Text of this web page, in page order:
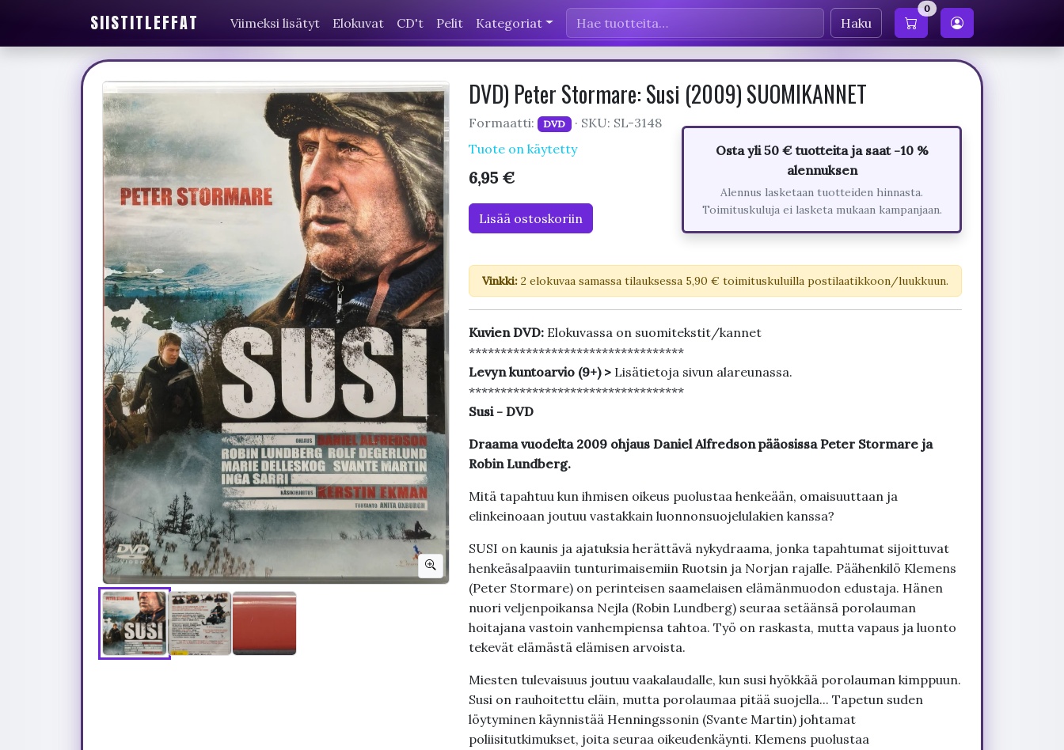
SIISTITLEFFAT Viimeksi lisätyt Elokuvat CD't Pelit Kategoriat Haku
0
DVD) Peter Stormare: Susi (2009) SUOMIKANNET
Formaatti: DVD
· SKU: SL-3148
Tuote on käytetty
6,95 €
Lisää ostoskoriin
Osta yli 50 € tuotteita ja saat -10 %
alennuksen
Alennus lasketaan tuotteiden hinnasta.
Toimituskuluja ei lasketa mukaan kampanjaan.
Vinkki:2 elokuvaa samassa tilauksessa 5,90 € toimituskuluilla postilaatikkoon/luukkuun.
Kuvien DVD: Elokuvassa on suomitekstit/kannet
**********************************
Levyn kuntoarvio (9+) > Lisätietoja sivun alareunassa.
**********************************
Susi - DVD
Draama vuodelta 2009 ohjaus Daniel Alfredson pääosissa Peter Stormare ja
Robin Lundberg.
Mitä tapahtuu kun ihmisen oikeus puolustaa henkeään, omaisuuttaan ja
elinkeinoaan joutuu vastakkain luonnonsuojelulakien kanssa?
SUSI on kaunis ja ajatuksia herättävä nykydraama, jonka tapahtumat sijoittuvat
henkeäsalpaaviin tunturimaisemiin Ruotsin ja Norjan rajalle. Päähenkilö Klemens
(Peter Stormare) on perinteisen saamelaisen elämänmuodon edustaja. Hänen
nuori veljenpoikansa Nejla (Robin Lundberg) seuraa setäänsä porolauman
hoitajana vastoin vanhempiensa tahtoa. Työ on raskasta, mutta vapaus ja luonto
tekevät elämästä elämisen arvoista.
Miesten tulevaisuus joutuu vaakalaudalle, kun susi hyökkää porolauman kimppuun.
Susi on rauhoitettu eläin, mutta porolaumaa pitää suojella... Tapetun suden
löytyminen käynnistää Henningssonin (Svante Martin) johtamat
poliisitutkimukset, joita seuraa oikeudenkäynti. Klemens puolustaa